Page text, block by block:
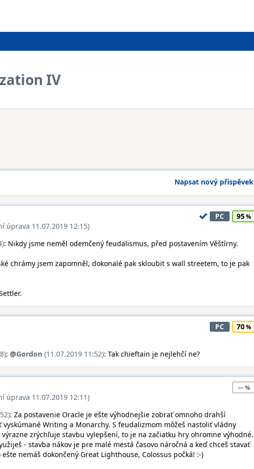
IV
Napsat nový příspěvek
úprava 11.07.2019 12:15)
PC 95
: Nikdy jsme neměl odemčený feudalismus, před postavením Věštírny.
chrámy jsem zapomněl, dokonalé pak skloubit s wall streetem, to je pak
PC 70
: @Gordon (11.07.2019 11:52): Tak chieftain je nejlehčí ne?
úprava 11.07.2019 12:11)
--
: Za postavenie Oracle je ešte výhodnejšie zobrať omnoho drahší
vyskúmané Writing a Monarchy. S feudalizmom môžeš nastoliť vládny
zrýchľuje stavbu vylepšení, to je na začiatku hry ohromne výhodné.
- stavba nákov je pre malé mestá časovo náročná a keď chceš stavať
nemáš dokončený Great Lighthouse, Colossus počká! :-)